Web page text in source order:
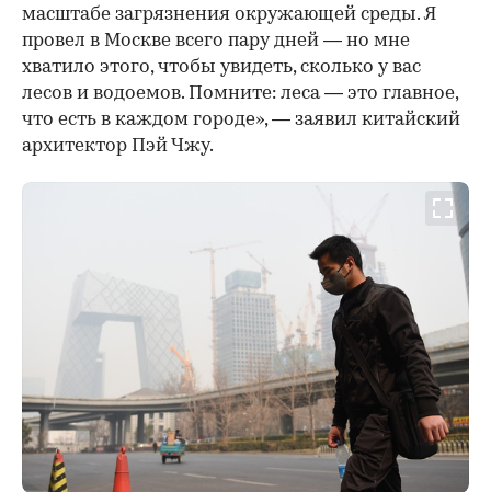
масштабе загрязнения окружающей среды. Я
провел в Москве всего пару дней — но мне
хватило этого, чтобы увидеть, сколько у вас
лесов и водоемов. Помните: леса — это главное,
что есть в каждом городе», — заявил китайский
архитектор Пэй Чжу.